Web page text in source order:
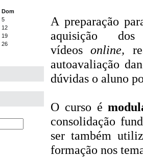
Dom
5
12
19
26
A preparação
aquisição
vídeosonline,
autoavaliação
dúvidas o aluno
O curso é
consolidação
ser também
formação nos